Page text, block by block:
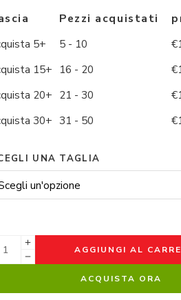
Pezzi acquistati
5+
5 - 10 €
15+
16 - 20 €
20+ 21 - 30 €
30+ 31 - 50 €
UNA TAGLIA
AGGIUNGI AL
ACQUISTA ORA